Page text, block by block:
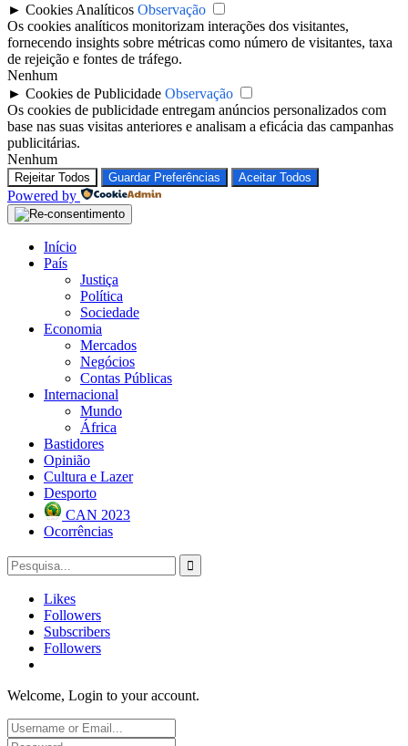
► Cookies Analíticos Observação
Os cookies analíticos monitorizam interações dos visitantes,
fornecendo insights sobre métricas como número de visitantes, taxa
de rejeição e fontes de tráfego.
Nenhum
► Cookies de Publicidade Observação
Os cookies de publicidade entregam anúncios personalizados com
base nas suas visitas anteriores e analisam a eficácia das campanhas
publicitárias.
Nenhum
Rejeitar Todos Guardar Preferências Aceitar Todos
Powered by
Início
País
Justiça
Política
Sociedade
Economia
Mercados
Negócios
Contas Públicas
Internacional
Mundo
África
Bastidores
Opinião
Cultura e Lazer
Desporto
CAN 2023
Ocorrências
Likes
Followers
Subscribers
Followers
Welcome, Login to your account.